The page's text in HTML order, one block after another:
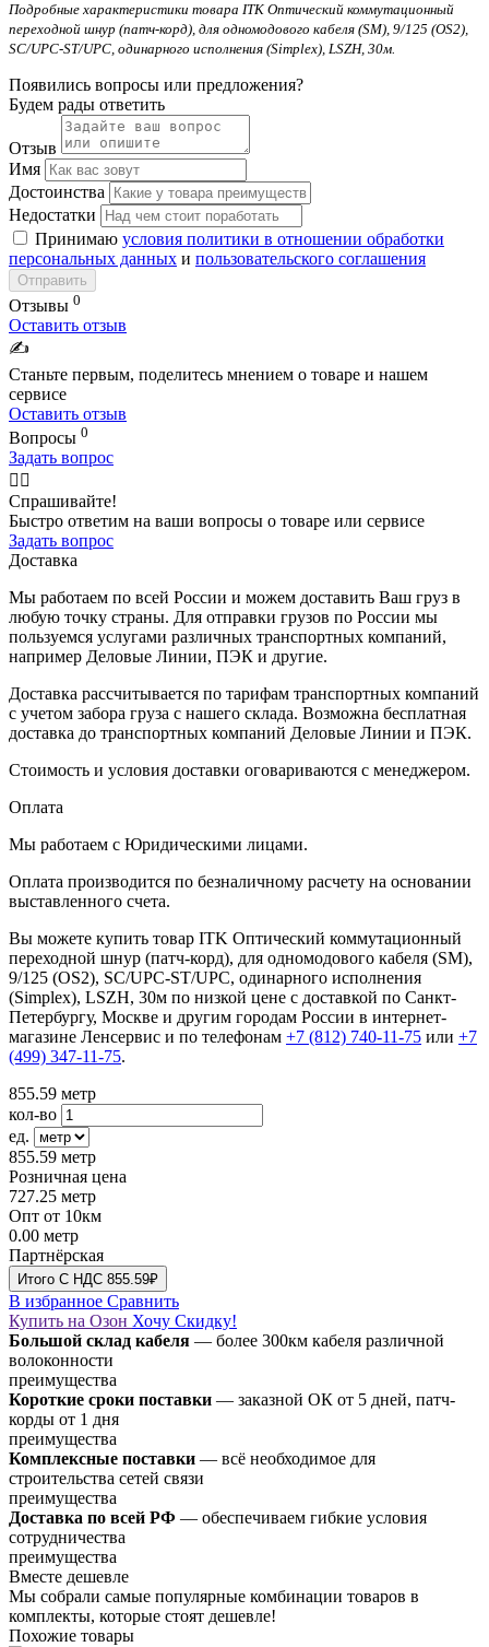
Подробные характеристики товара ITK Оптический коммутационный
переходной шнур (патч-корд), для одномодового кабеля (SM), 9/125 (OS2),
SC/UPC-ST/UPC, одинарного исполнения (Simplex), LSZH, 30м.
Появились вопросы или предложения?
Будем рады ответить
Отзыв
Имя
Достоинства
Недостатки
Принимаю условия политики в отношении обработки
персональных данных и пользовательского соглашения
Отправить
Отзывы 0
Оставить отзыв
✍️
Станьте первым, поделитесь мнением о товаре и нашем
сервисе
Оставить отзыв
Вопросы 0
Задать вопрос
🙋‍♂️
Спрашивайте!
Быстро ответим на ваши вопросы о товаре или сервисе
Задать вопрос
Доставка
Мы работаем по всей России и можем доставить Ваш груз в
любую точку страны. Для отправки грузов по России мы
пользуемся услугами различных транспортных компаний,
например Деловые Линии, ПЭК и другие.
Доставка рассчитывается по тарифам транспортных компаний
с учетом забора груза с нашего склада. Возможна бесплатная
доставка до транспортных компаний Деловые Линии и ПЭК.
Стоимость и условия доставки оговариваются с менеджером.
Оплата
Мы работаем с Юридическими лицами.
Оплата производится по безналичному расчету на основании
выставленного счета.
Вы можете купить товар ITK Оптический коммутационный
переходной шнур (патч-корд), для одномодового кабеля (SM),
9/125 (OS2), SC/UPC-ST/UPC, одинарного исполнения
(Simplex), LSZH, 30м по низкой цене с доставкой по Санкт-
Петербургу, Москве и другим городам России в интернет-
магазине Ленсервис и по телефонам +7 (812) 740-11-75 или +7
(499) 347-11-75.
855.59 метр
кол-во
ед.
855.59 метр
Розничная цена
727.25 метр
Опт от 10км
0.00 метр
Партнёрская
Итого C НДС 855.59₽
В избранное Сравнить
Купить на Озон Хочу Скидку!
Большой склад кабеля — более 300км кабеля различной
волоконности
преимущества
Короткие сроки поставки — заказной ОК от 5 дней, патч-
корды от 1 дня
преимущества
Комплексные поставки — всё необходимое для
строительства сетей связи
преимущества
Доставка по всей РФ — обеспечиваем гибкие условия
сотрудничества
преимущества
Вместе дешевле
Мы собрали самые популярные комбинации товаров в
комплекты, которые стоят дешевле!
Похожие товары